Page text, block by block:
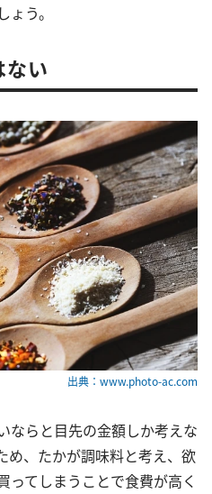
う。
ない
出典：www.photo-ac.com
ならと目先の金額しか考えな
め、たかが調味料と考え、欲
ってしまうことで食費が高く